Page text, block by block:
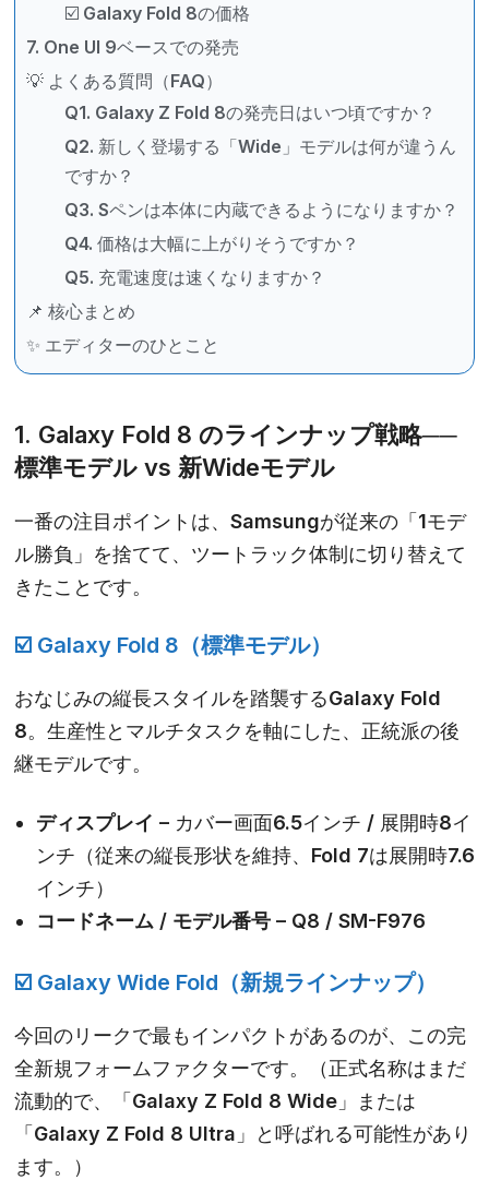
☑️ Galaxy Fold 8の価格
7. One UI 9ベースでの発売
💡 よくある質問（FAQ）
Q1. Galaxy Z Fold 8の発売日はいつ頃ですか？
Q2. 新しく登場する「Wide」モデルは何が違うん
ですか？
Q3. Sペンは本体に内蔵できるようになりますか？
Q4. 価格は大幅に上がりそうですか？
Q5. 充電速度は速くなりますか？
📌 核心まとめ
✨ エディターのひとこと
1. Galaxy Fold 8 のラインナップ戦略──
標準モデル vs 新Wideモデル
一番の注目ポイントは、Samsungが従来の「1モデ
ル勝負」を捨てて、ツートラック体制に切り替えて
きたことです。
☑️ Galaxy Fold 8（標準モデル）
おなじみの縦長スタイルを踏襲するGalaxy Fold
8。生産性とマルチタスクを軸にした、正統派の後
継モデルです。
ディスプレイ – カバー画面6.5インチ / 展開時8イ
ンチ（従来の縦長形状を維持、Fold 7は展開時7.6
インチ）
コードネーム / モデル番号 – Q8 / SM-F976
☑️ Galaxy Wide Fold（新規ラインナップ）
今回のリークで最もインパクトがあるのが、この完
全新規フォームファクターです。（正式名称はまだ
流動的で、「Galaxy Z Fold 8 Wide」または
「Galaxy Z Fold 8 Ultra」と呼ばれる可能性があり
ます。）